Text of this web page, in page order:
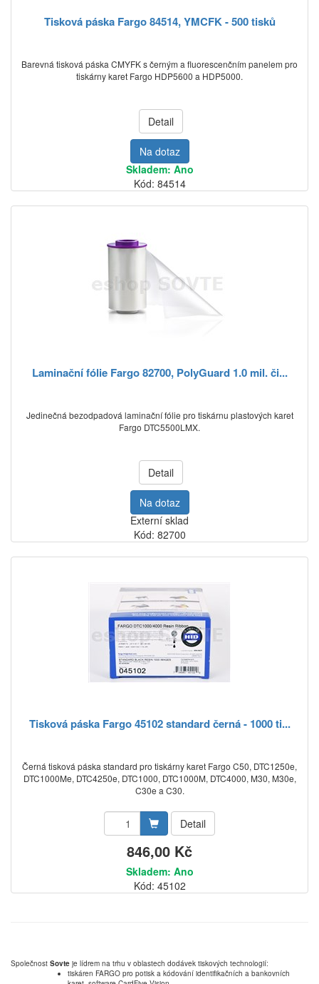
Tisková páska Fargo 84514, YMCFK - 500 tisků
Barevná tisková páska CMYFK s černým a fluorescenčním panelem pro
tiskárny karet Fargo HDP5600 a HDP5000.
Detail
Na dotaz
Skladem: Ano
Kód: 84514
Laminační fólie Fargo 82700, PolyGuard 1.0 mil. či...
Jedinečná bezodpadová laminační fólie pro tiskárnu plastových karet
Fargo DTC5500LMX.
Detail
Na dotaz
Externí sklad
Kód: 82700
Tisková páska Fargo 45102 standard černá - 1000 ti...
Černá tisková páska standard pro tiskárny karet Fargo C50, DTC1250e,
DTC1000Me, DTC4250e, DTC1000, DTC1000M, DTC4000, M30, M30e,
C30e a C30.
Detail
846,00 Kč
Skladem: Ano
Kód: 45102
Společnost Sovte je lídrem na trhu v oblastech dodávek tiskových technologií:
tiskáren FARGO pro potisk a kódování identifikačních a bankovních